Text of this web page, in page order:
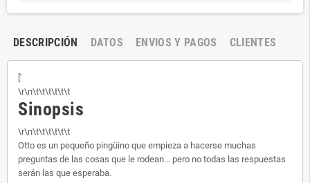
DESCRIPCIÓN DATOS ENVIOS Y PAGOS CLIENTES
['
\r\n\t\t\t\t\t\t
Sinopsis
\r\n\t\t\t\t\t\t
Otto es un pequeño pingüino que empieza a hacerse muchas
preguntas de las cosas que le rodean... pero no todas las respuestas
serán las que esperaba.